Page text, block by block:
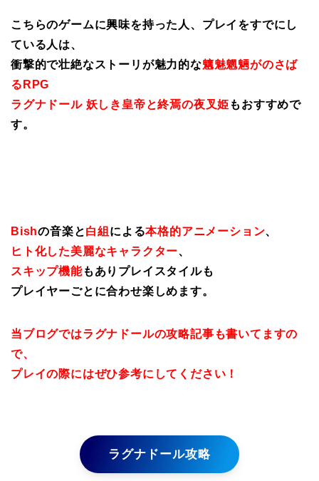
こちらのゲームに興味を持った人、プレイをすでにし
ている人は、
衝撃的で壮絶なストーリが魅力的な魑魅魍魎がのさば
るRPG
ラグナドール 妖しき皇帝と終焉の夜叉姫 もおすすめで
す。
Bishの音楽と白組 による本格的アニメーション、
ヒト化した美麗なキャラクター、
スキップ機能もありプレイスタイルも
プレイヤーごとに合わせ楽しめます。
当ブログではラグナドールの攻略記事も書いてますの
で、
プレイの際にはぜひ参考にしてください！
ラグナドール攻略